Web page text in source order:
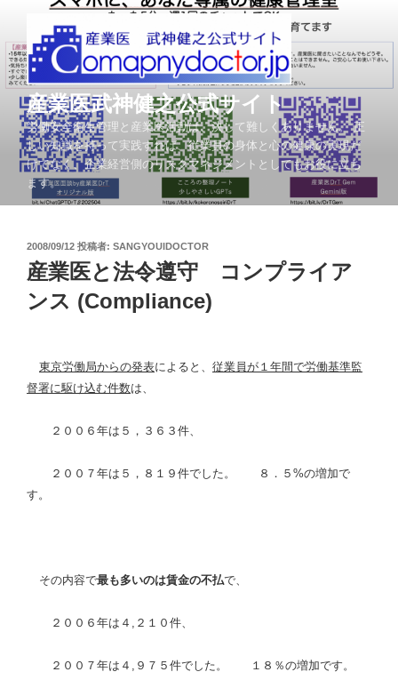
テ
ン
プ
産業医武神健之公式サイト
労働安全衛生管理と産業医活動は、決して難しくありません。 正
しい知識を持って実践すれば、従業員の身体と心の健康の実現だ
けでなく、企業経営側のリスクマネジメントとしてもお役に立ち
ます。
投
稿
日:
2008/09/12 投稿者: SANGYOUIDOCTOR
産業医と法令遵守 コンプライア
ンス (Compliance)
東京労働局からの発表によると、 従業員が１年間で労働基準監
督署に駆け込む件数は、
２００６年は５，３６３件、
２００７年は５，８１９件でした。 ８．５ %の増加で
す。
その内容で最も多いのは賃金の不払で、
２００６年は４ , ２１０件、
２００７年は４ , ９７５件でした。 １８％の増加です。